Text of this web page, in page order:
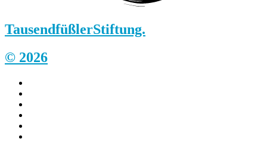
TausendfüßlerStiftung.
© 2026